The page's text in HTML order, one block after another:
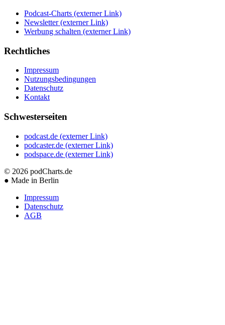
Podcast-Charts (externer Link)
Newsletter (externer Link)
Werbung schalten (externer Link)
Rechtliches
Impressum
Nutzungsbedingungen
Datenschutz
Kontakt
Schwesterseiten
podcast.de (externer Link)
podcaster.de (externer Link)
podspace.de (externer Link)
© 2026 podCharts.de
● Made in Berlin
Impressum
Datenschutz
AGB